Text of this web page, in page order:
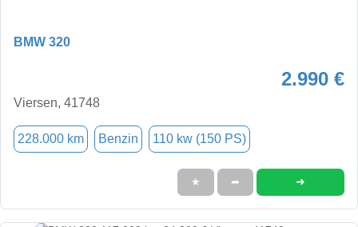
BMW 320
2.990 €
Viersen, 41748
228.000 km Benzin 110 kw (150 PS)
★ ➦ ➜